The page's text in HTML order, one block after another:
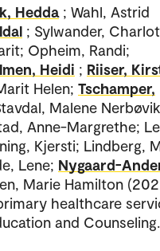
Hedda ; Wahl, Astrid
; Sylwander,
Opheim, Randi;
Heidi ; Riiser,
Helen; Tschamper,
Malene
Anne-Margrethe;
Kjersti; Lindberg,
Lene; Nygaard-
Marie Hamilton
healthcare
and